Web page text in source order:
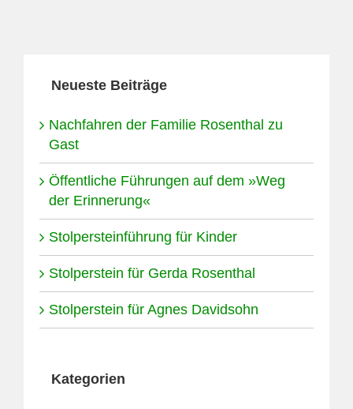
Neueste Beiträge
Nachfahren der Familie Rosenthal zu
Gast
Öffentliche Führungen auf dem »Weg
der Erinnerung«
Stolpersteinführung für Kinder
Stolperstein für Gerda Rosenthal
Stolperstein für Agnes Davidsohn
Kategorien